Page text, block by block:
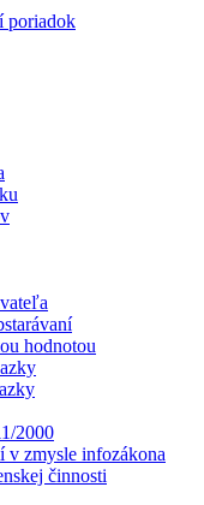
poriadok
hodnotou
2000
v zmysle infozákona
činnosti